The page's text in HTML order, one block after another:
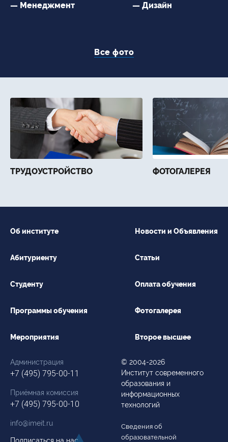
— Менеджмент
— Дизайн
Все фото
ТРУДОУСТРОЙСТВО ФОТОГАЛЕРЕЯ
Об институте
Абитуриенту
Студенту
Программы обучения
Мероприятия
Новости и Объявления
Статьи
Оплата обучения
Фотогалерея
Второе высшее
Администрация
+7 (495) 795-00-11
Приёмная комиссия
+7 (495) 795-00-10
info@imeit.ru
© 2004-2026
Институт современного
образования и
информационных
технологий
Сведения об
образовательной